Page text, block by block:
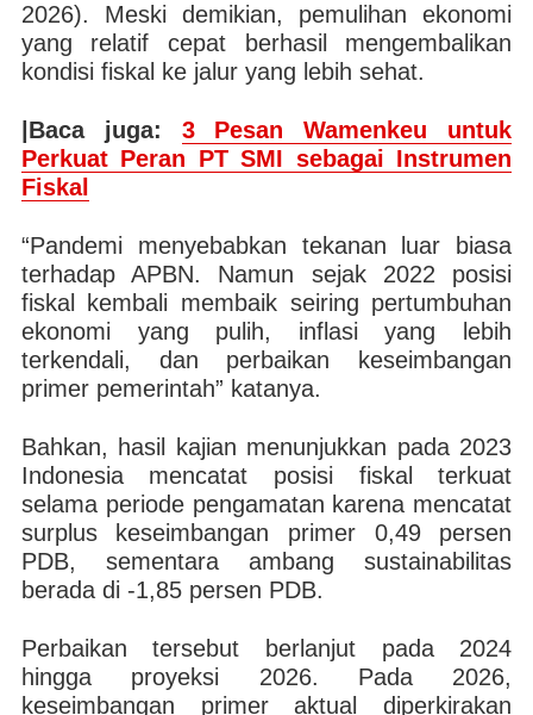
2026). Meski demikian, pemulihan ekonomi
yang relatif cepat berhasil mengembalikan
kondisi fiskal ke jalur yang lebih sehat.
|Baca juga: 3 Pesan Wamenkeu untuk
Perkuat Peran PT SMI sebagai Instrumen
Fiskal
“Pandemi menyebabkan tekanan luar biasa
terhadap APBN. Namun sejak 2022 posisi
fiskal kembali membaik seiring pertumbuhan
ekonomi yang pulih, inflasi yang lebih
terkendali, dan perbaikan keseimbangan
primer pemerintah” katanya.
Bahkan, hasil kajian menunjukkan pada 2023
Indonesia mencatat posisi fiskal terkuat
selama periode pengamatan karena mencatat
surplus keseimbangan primer 0,49 persen
PDB, sementara ambang sustainabilitas
berada di -1,85 persen PDB.
Perbaikan tersebut berlanjut pada 2024
hingga proyeksi 2026. Pada 2026,
keseimbangan primer aktual diperkirakan